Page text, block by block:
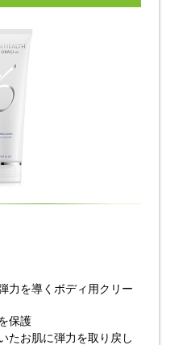
力を導くボディ用クリー
保護
たお肌に弾力を取り戻し